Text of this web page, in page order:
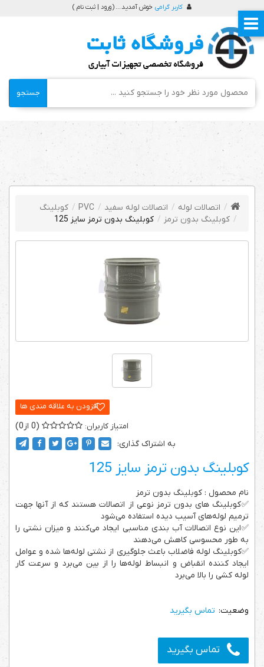
کاربر گرامی خوش آمدید ... (ورود | ثبت نام )
جستجو
اتصالات لوله اتصالات لوله سفید PVC
کوبلینگ
کوبلینگ بدون ترمز
کوبلینگ بدون ترمز سایز 125
0
0
به اشتراک گذاری:
کوبلینگ بدون ترمز سایز 125
نام محصول : کوبلینگ بدون ترمز
✅کوبلینگ های بدون ترمز نوعی از اتصالات هستند که از آن­ها جهت
ترمیم لوله‌های آسیب دیده استفاده می‌شود
✅این نوع اتصالات آب بندی مناسبی ایجاد می­‌کنند و میزان نشتی را
به طور محسوسی کاهش می­‌دهند
✅کوبلینگ لوله فاضلاب باعث جلوگیری از نشتی لوله‌ها شده و عوامل
ایجاد کننده انقباض و انبساط لوله‌ها را از بین می‌برد و سرعت کار
لوله کشی را بالا می‌برد
تماس بگیرید
تماس بگیرید